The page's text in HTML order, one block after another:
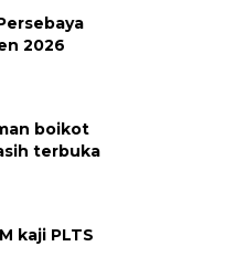
2026
boikot
terbuka
kaji PLTS